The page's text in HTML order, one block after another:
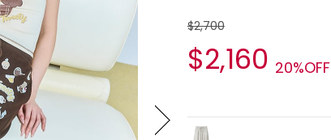
$2,700
$2,160 20%OFF